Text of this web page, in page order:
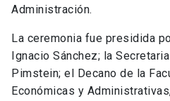
Administración.
La ceremonia fue presidida
Ignacio Sánchez; la
Pimstein; el Decano de la
Económicas y